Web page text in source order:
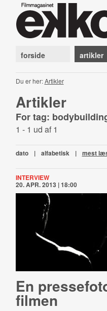
forside artikler
Du er her:Artikler
Artikler
For tag:
1 - 1 ud af 1
dato | alfabetisk | mest
INTERVIEW
20. APR. 2013 | 18:00
En
filmen